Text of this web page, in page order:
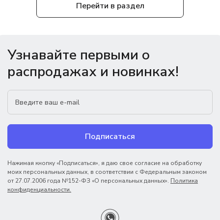
Перейти в раздел
Узнавайте первыми о
распродажах и новинках!
Подписаться
Нажимая кнопку «Подписаться», я даю свое согласие на обработку
моих персональных данных, в соответствии с Федеральным законом
от 27.07.2006 года №152-ФЗ «О персональных данных». Политика
конфиденциальности.